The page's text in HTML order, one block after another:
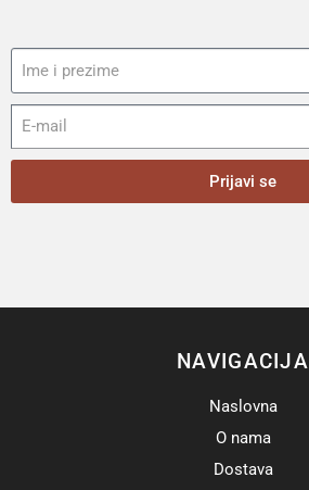
Prijavi se
NAVIGACIJA
Naslovna
O nama
Dostava